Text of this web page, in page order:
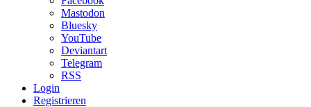
Mastodon
Bluesky
YouTube
Deviantart
Telegram
RSS
Login
Registrieren